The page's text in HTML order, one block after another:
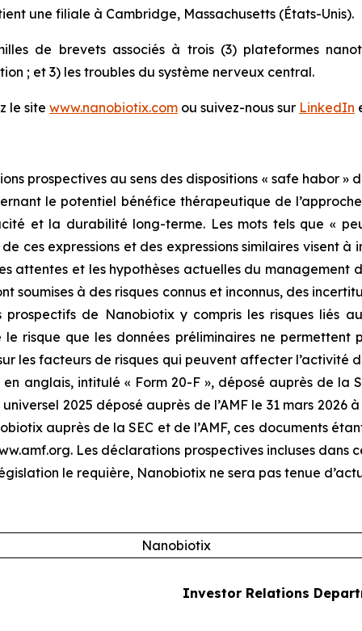
une filiale à Cambridge, Massachusetts (États-Unis).
de brevets associés à trois (3) plateformes
; et 3) les troubles du système nerveux central.
le site www.nanobiotix.com ou suivez-nous sur LinkedIn
prospectives au sens des dispositions « safe habor »
le potentiel bénéfice thérapeutique de
et la durabilité long-terme. Les mots tels que «
ces expressions et des expressions similaires visent
attentes et les hypothèses actuelles du
soumises à des risques connus et inconnus, des
de Nanobiotix y compris les risques liés
risque que les données préliminaires ne permettent
les facteurs de risques qui peuvent affecter l’activité
anglais, intitulé « Form 20-F », déposé auprès de la
2025 déposé auprès de l’AMF le 31 mars 2026
auprès de la SEC et de l’AMF, ces documents
Les déclarations prospectives incluses dans
le requière, Nanobiotix ne sera pas tenue
Nanobiotix
Investor Relations